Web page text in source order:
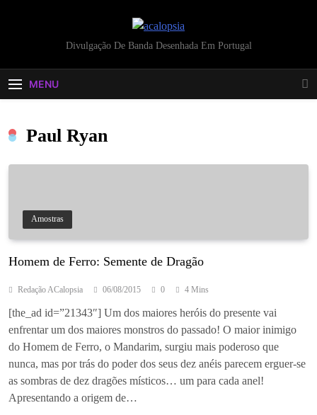
acalopsia
Divulgação De Banda Desenhada Em Portugal
MENU
Paul Ryan
Amostras
Homem de Ferro: Semente de Dragão
Redação ACalopsia 06/08/2015 0 4 Mins
[the_ad id=”21343″] Um dos maiores heróis do presente vai
enfrentar um dos maiores monstros do passado! O maior inimigo
do Homem de Ferro, o Mandarim, surgiu mais poderoso que
nunca, mas por trás do poder dos seus dez anéis parecem erguer-se
as sombras de dez dragões místicos… um para cada anel!
Apresentando a origem de…